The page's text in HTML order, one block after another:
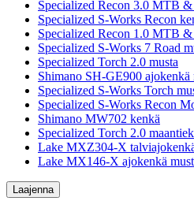
Specialized Recon 3.0 MTB
Specialized S-Works Recon
Specialized Recon 1.0 MTB
Specialized S-Works 7 Road
Specialized Torch 2.0 musta
Shimano SH-GE900 ajokenkä
Specialized S-Works Torch
Specialized S-Works Recon
Shimano MW702 kenkä
Specialized Torch 2.0
Lake MXZ304-X
Lake MX146-X ajokenkä
Laajenna